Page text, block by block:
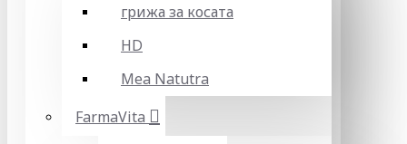
грижа за косата
HD
Mea Natutra
FarmaVita